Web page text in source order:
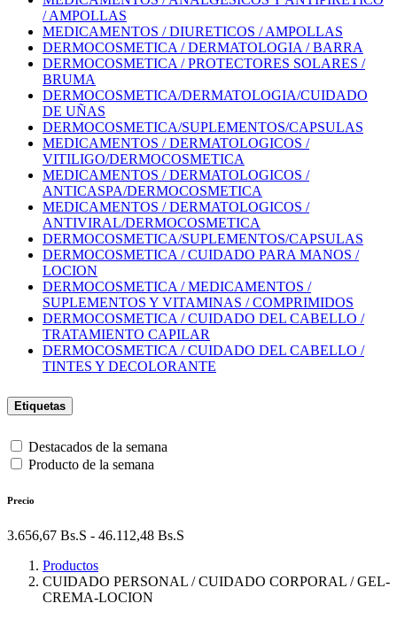
/ AMPOLLAS
MEDICAMENTOS / DIURETICOS / AMPOLLAS
DERMOCOSMETICA / DERMATOLOGIA / BARRA
DERMOCOSMETICA / PROTECTORES SOLARES /
BRUMA
DERMOCOSMETICA/DERMATOLOGIA/CUIDADO
DE UÑAS
DERMOCOSMETICA/SUPLEMENTOS/CAPSULAS
MEDICAMENTOS / DERMATOLOGICOS /
VITILIGO/DERMOCOSMETICA
MEDICAMENTOS / DERMATOLOGICOS /
ANTICASPA/DERMOCOSMETICA
MEDICAMENTOS / DERMATOLOGICOS /
ANTIVIRAL/DERMOCOSMETICA
DERMOCOSMETICA/SUPLEMENTOS/CAPSULAS
DERMOCOSMETICA / CUIDADO PARA MANOS /
LOCION
DERMOCOSMETICA / MEDICAMENTOS /
SUPLEMENTOS Y VITAMINAS / COMPRIMIDOS
DERMOCOSMETICA / CUIDADO DEL CABELLO /
TRATAMIENTO CAPILAR
DERMOCOSMETICA / CUIDADO DEL CABELLO /
TINTES Y DECOLORANTE
Etiquetas
Destacados de la semana
Producto de la semana
Precio
3.656,67 Bs.S - 46.112,48 Bs.S
Productos
CUIDADO PERSONAL / CUIDADO CORPORAL / GEL-
CREMA-LOCION